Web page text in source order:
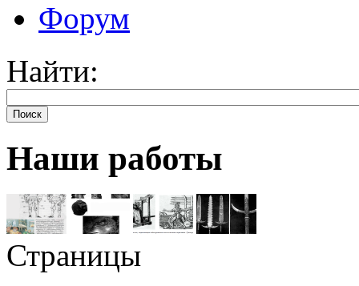
Форум
Найти:
Поиск
Наши работы
Страницы